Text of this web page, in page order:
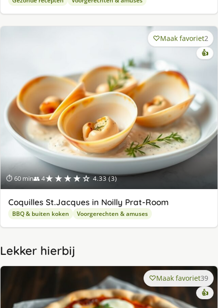
⏱ 60 min👥 4★★★★☆ 4.33 (3)
Maak favoriet2
👍
Coquilles St.Jacques in Noilly Prat-Room
BBQ & buiten koken Voorgerechten & amuses
Lekker hierbij
Maak favoriet39
👍